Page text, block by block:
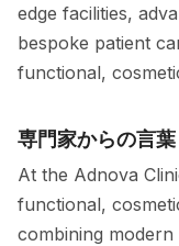
edge facilities,
bespoke patient
functional,
専門家からの言葉
At the Adnova
functional,
combining